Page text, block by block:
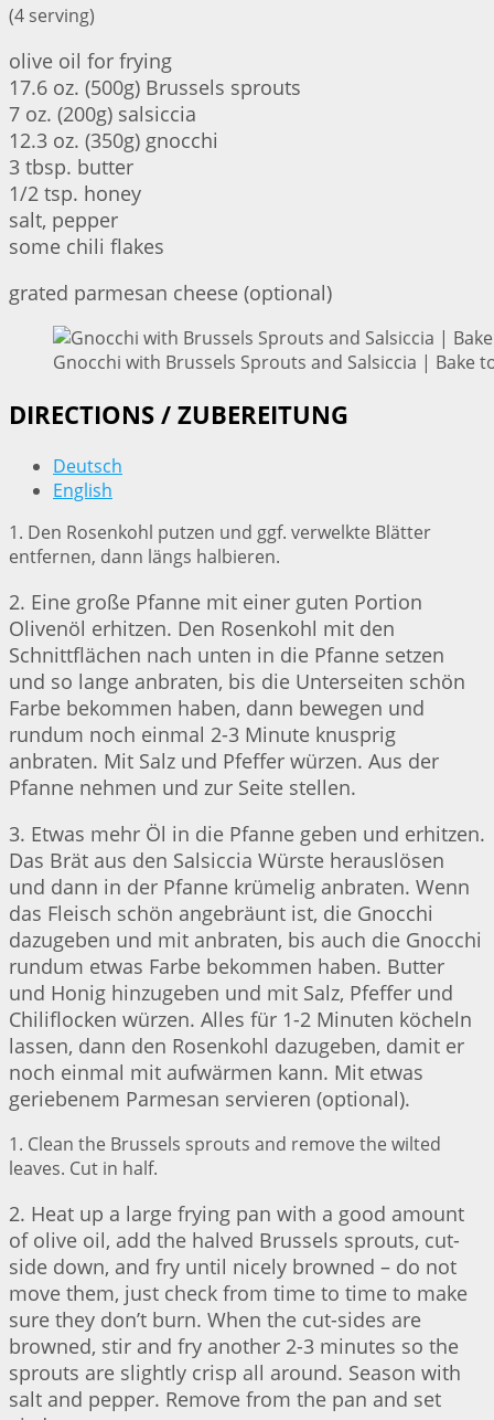
(4 serving)
olive oil for frying
17.6 oz. (500g) Brussels sprouts
7 oz. (200g) salsiccia
12.3 oz. (350g) gnocchi
3 tbsp. butter
1/2 tsp. honey
salt, pepper
some chili flakes
grated parmesan cheese (optional)
Gnocchi with Brussels Sprouts and Salsiccia | Bake
DIRECTIONS / ZUBEREITUNG
Deutsch
English
1. Den Rosenkohl putzen und ggf. verwelkte Blätter
entfernen, dann längs halbieren.
2. Eine große Pfanne mit einer guten Portion
Olivenöl erhitzen. Den Rosenkohl mit den
Schnittflächen nach unten in die Pfanne setzen
und so lange anbraten, bis die Unterseiten schön
Farbe bekommen haben, dann bewegen und
rundum noch einmal 2-3 Minute knusprig
anbraten. Mit Salz und Pfeffer würzen. Aus der
Pfanne nehmen und zur Seite stellen.
3. Etwas mehr Öl in die Pfanne geben und erhitzen.
Das Brät aus den Salsiccia Würste herauslösen
und dann in der Pfanne krümelig anbraten. Wenn
das Fleisch schön angebräunt ist, die Gnocchi
dazugeben und mit anbraten, bis auch die Gnocchi
rundum etwas Farbe bekommen haben. Butter
und Honig hinzugeben und mit Salz, Pfeffer und
Chiliflocken würzen. Alles für 1-2 Minuten köcheln
lassen, dann den Rosenkohl dazugeben, damit er
noch einmal mit aufwärmen kann. Mit etwas
geriebenem Parmesan servieren (optional).
1. Clean the Brussels sprouts and remove the wilted
leaves. Cut in half.
2. Heat up a large frying pan with a good amount
of olive oil, add the halved Brussels sprouts, cut-
side down, and fry until nicely browned – do not
move them, just check from time to time to make
sure they don’t burn. When the cut-sides are
browned, stir and fry another 2-3 minutes so the
sprouts are slightly crisp all around. Season with
salt and pepper. Remove from the pan and set